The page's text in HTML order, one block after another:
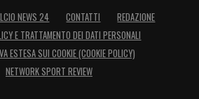
NEWS 24 CONTATTI
REDAZIONE
E TRATTAMENTO DEI DATI PERSONALI
ESTESA SUI COOKIE (COOKIE POLICY)
NETWORK SPORT REVIEW